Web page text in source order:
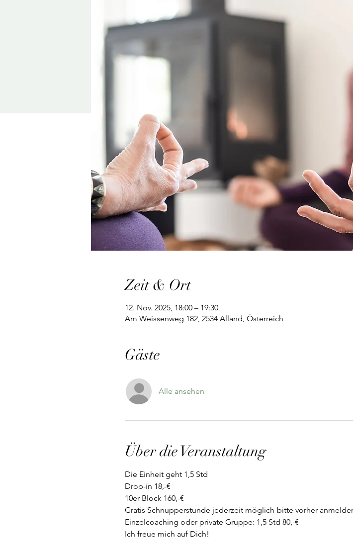
Zeit & Ort
12. Nov. 2025, 18:00 – 19:30
Am Weissenweg 182, 2534 Alland, Österreich
Gäste
Alle ansehen
Über die Veranstaltung
Die Einheit geht 1,5 Std
Drop-in 18,-€
10er Block 160,-€
Gratis Schnupperstunde jederzeit möglich-bitte vorher
Einzelcoaching oder private Gruppe: 1,5 Std 80,-€
Ich freue mich auf Dich!